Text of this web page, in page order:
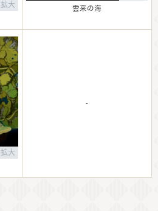
拡大 雲来の海
拡大
-